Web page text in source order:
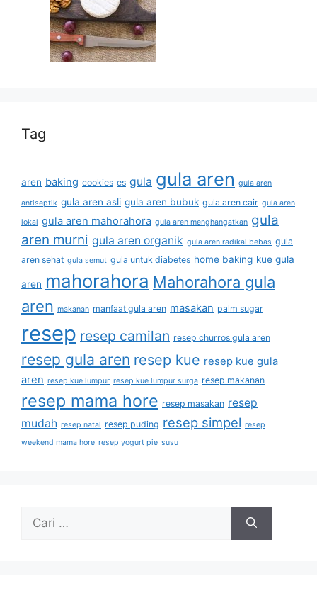
Tag
aren baking cookies es gula gula aren gula aren
antiseptik gula aren asli gula aren bubuk gula aren cair gula aren
lokal gula aren mahorahora gula aren menghangatkan gula
aren murni gula aren organik gula aren radikal bebas gula
aren sehat gula semut gula untuk diabetes home baking kue gula
aren mahorahora Mahorahora gula
aren makanan manfaat gula aren masakan palm sugar
resep resep camilan resep churros gula aren
resep gula aren resep kue resep kue gula
aren resep kue lumpur resep kue lumpur surga resep makanan
resep mama hore resep masakan resep
mudah resep natal resep puding resep simpel resep
weekend mama hore resep yogurt pie susu